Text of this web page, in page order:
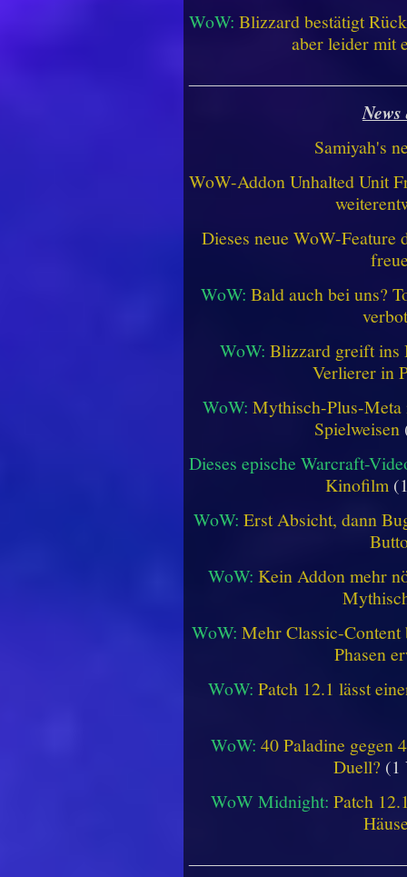
WoW: Blizzard bestätigt
aber leider mit
Samiyah's
WoW-Addon Unhalted Unit
Dieses neue WoW-
WoW: Bald auch bei uns?
WoW: Blizzard greift ins
Verlierer in
WoW: Mythisch-Plus-Meta
Spielweisen
Dieses epische Warcraft-
Kinofilm
WoW: Erst Absicht, dann
WoW: Kein Addon mehr
WoW: Mehr Classic-
Phasen
WoW: Patch 12.1 lässt
WoW: 40 Paladine gegen
Duell? (1
WoW Midnight: Patch